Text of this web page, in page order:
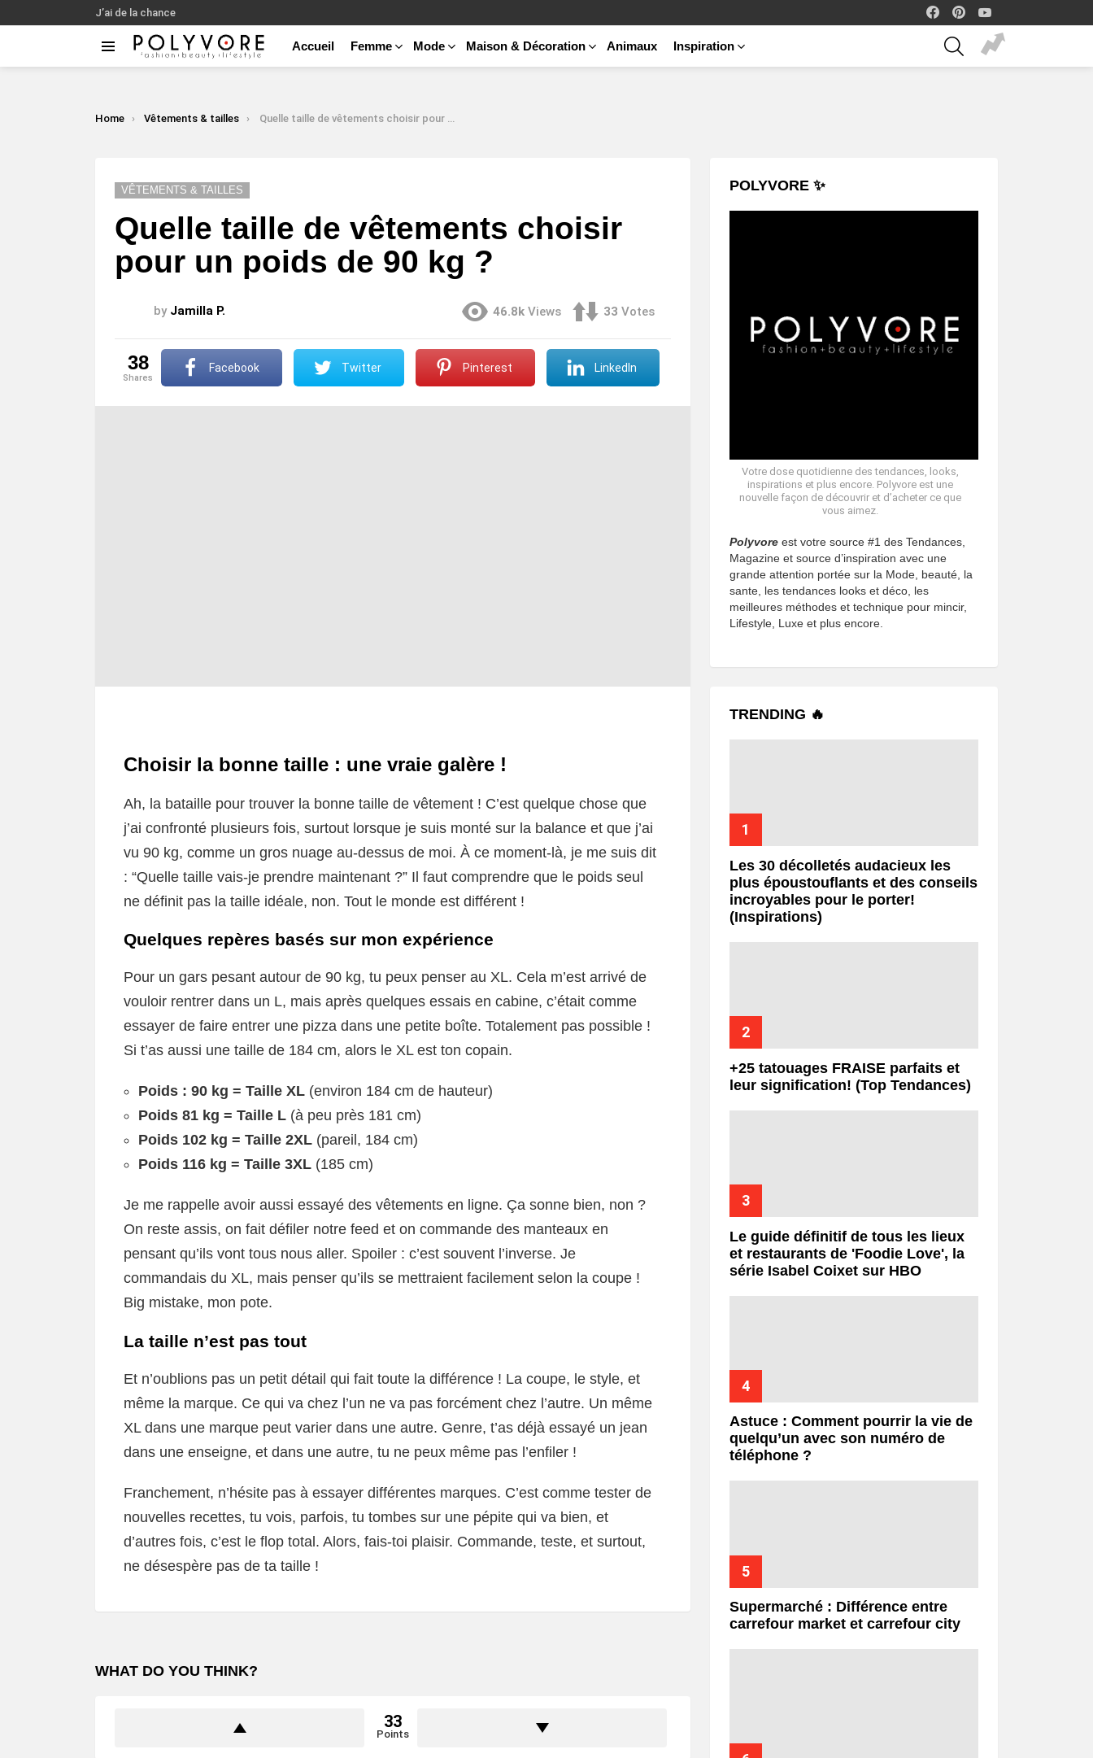
J’ai de la chance
facebook
Accueil Femme Mode Maison & Décoration Animaux Inspiration
SEARCH
You are here:
Home Vêtements & tailles Quelle taille de vêtements choisir pour un poids de 90 kg ?
VÊTEMENTS & TAILLES
Quelle taille de vêtements choisir
pour un poids de 90 kg ?
by Jamilla P. 46.8k Views 33 Votes
38
shares
Facebook Twitter Pinterest LinkedIn
Choisir la bonne taille : une vraie galère !
Ah, la bataille pour trouver la bonne taille de vêtement ! C’est quelque chose que
j’ai confronté plusieurs fois, surtout lorsque je suis monté sur la balance et que j’ai
vu 90 kg, comme un gros nuage au-dessus de moi. À ce moment-là, je me suis dit
: “Quelle taille vais-je prendre maintenant ?” Il faut comprendre que le poids seul
ne définit pas la taille idéale, non. Tout le monde est différent !
Quelques repères basés sur mon expérience
Pour un gars pesant autour de 90 kg, tu peux penser au XL. Cela m’est arrivé de
vouloir rentrer dans un L, mais après quelques essais en cabine, c’était comme
essayer de faire entrer une pizza dans une petite boîte. Totalement pas possible !
Si t’as aussi une taille de 184 cm, alors le XL est ton copain.
Poids : 90 kg = Taille XL (environ 184 cm de hauteur)
Poids 81 kg = Taille L (à peu près 181 cm)
Poids 102 kg = Taille 2XL (pareil, 184 cm)
Poids 116 kg = Taille 3XL (185 cm)
Je me rappelle avoir aussi essayé des vêtements en ligne. Ça sonne bien, non ?
On reste assis, on fait défiler notre feed et on commande des manteaux en
pensant qu’ils vont tous nous aller. Spoiler : c’est souvent l’inverse. Je
commandais du XL, mais penser qu’ils se mettraient facilement selon la coupe !
Big mistake, mon pote.
La taille n’est pas tout
Et n’oublions pas un petit détail qui fait toute la différence ! La coupe, le style, et
même la marque. Ce qui va chez l’un ne va pas forcément chez l’autre. Un même
XL dans une marque peut varier dans une autre. Genre, t’as déjà essayé un jean
dans une enseigne, et dans une autre, tu ne peux même pas l’enfiler !
Franchement, n’hésite pas à essayer différentes marques. C’est comme tester de
nouvelles recettes, tu vois, parfois, tu tombes sur une pépite qui va bien, et
d’autres fois, c’est le flop total. Alors, fais-toi plaisir. Commande, teste, et surtout,
ne désespère pas de ta taille !
WHAT DO YOU THINK?
33
Points
POLYVORE ✨
Votre dose quotidienne des tendances, looks,
inspirations et plus encore. Polyvore est une
nouvelle façon de découvrir et d’acheter ce que
vous aimez.
Polyvore est votre source #1 des Tendances,
Magazine et source d’inspiration avec une
grande attention portée sur la Mode, beauté, la
sante, les tendances looks et déco, les
meilleures méthodes et technique pour mincir,
Lifestyle, Luxe et plus encore.
TRENDING 🔥
Les 30 décolletés audacieux les
plus époustouflants et des conseils
incroyables pour le porter!
(Inspirations)
+25 tatouages ​​FRAISE parfaits et
leur signification! (Top Tendances)
Le guide définitif de tous les lieux
et restaurants de 'Foodie Love', la
série Isabel Coixet sur HBO
Astuce : Comment pourrir la vie de
quelqu’un avec son numéro de
téléphone ?
Supermarché : Différence entre
carrefour market et carrefour city